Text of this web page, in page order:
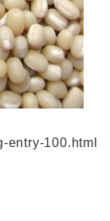
entry-100.html